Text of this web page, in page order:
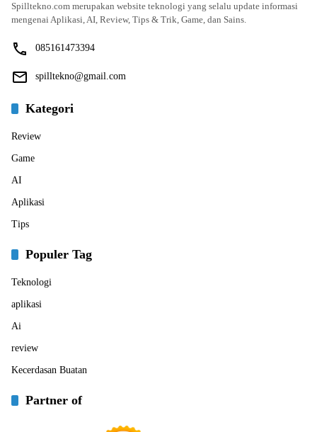
Spilltekno.com merupakan website teknologi yang selalu update informasi
mengenai Aplikasi, AI, Review, Tips & Trik, Game, dan Sains.
085161473394
spilltekno@gmail.com
Kategori
Review
Game
AI
Aplikasi
Tips
Populer Tag
Teknologi
aplikasi
Ai
review
Kecerdasan Buatan
Partner of